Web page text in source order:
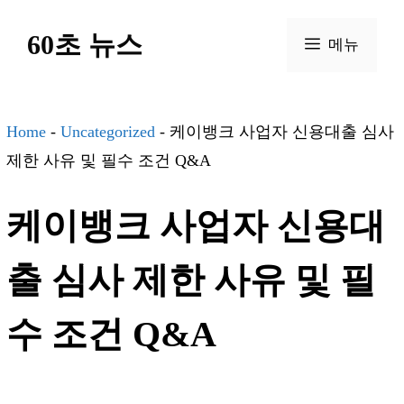
건
너
기
60초 뉴스 메뉴
Home - Uncategorized - 케이뱅크 사업자 신용대출 심사
제한 사유 및 필수 조건 Q&A
케이뱅크 사업자 신용대
출 심사 제한 사유 및 필
수 조건 Q&A